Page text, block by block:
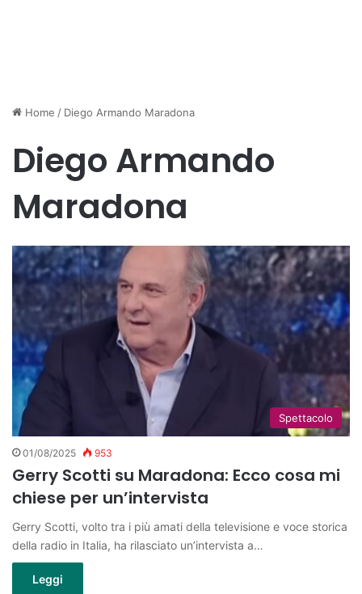
Home / Diego Armando Maradona
Diego Armando
Maradona
Spettacolo
01/08/2025 953
Gerry Scotti su Maradona: Ecco cosa mi
chiese per un’intervista
Gerry Scotti, volto tra i più amati della televisione e voce storica
della radio in Italia, ha rilasciato un’intervista a…
Leggi